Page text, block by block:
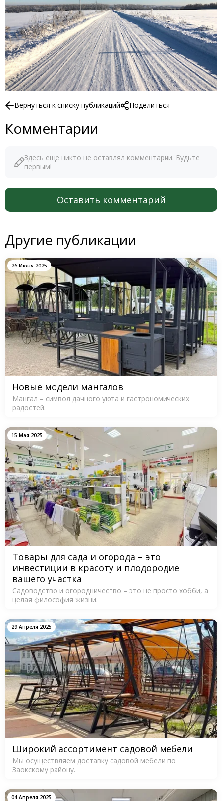
Вернуться к списку публикаций Поделиться
Комментарии
Здесь еще никто не оставлял комментарии. Будьте
первым!
Оставить комментарий
Другие публикации
26 Июня 2025
Новые модели мангалов
Мангал – символ дачного уюта и гастрономических
радостей.
15 Мая 2025
Товары для сада и огорода – это
инвестиции в красоту и плодородие
вашего участка
Садоводство и огородничество – это не просто хобби, а
целая философия жизни.
29 Апреля 2025
Широкий ассортимент садовой мебели
Мы осуществляем доставку садовой мебели по
Заокскому району.
04 Апреля 2025